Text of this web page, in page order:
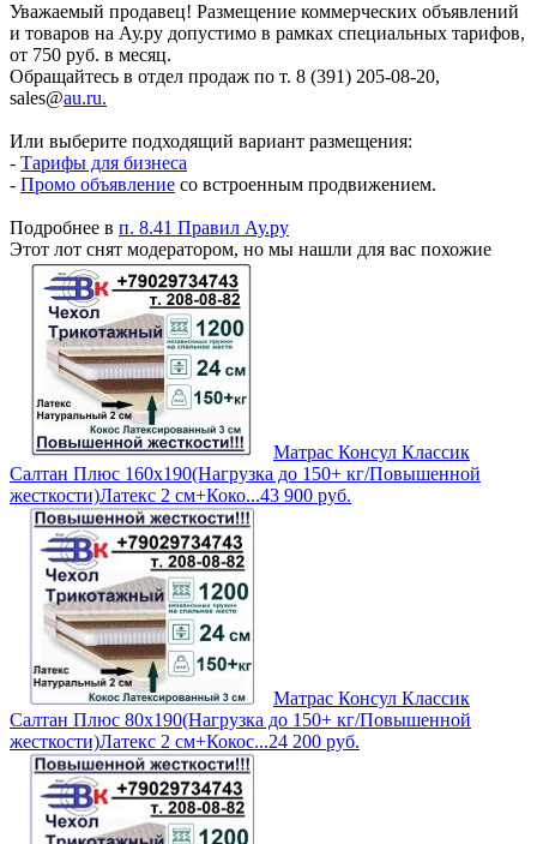
Уважаемый продавец! Размещение коммерческих объявлений
и товаров на Ау.ру допустимо в рамках специальных тарифов,
от 750 руб. в месяц.
Обращайтесь в отдел продаж по т. 8 (391) 205-08-20,
sales@au.ru.
Или выберите подходящий вариант размещения:
- Тарифы для бизнеса
- Промо объявление со встроенным продвижением.
Подробнее в п. 8.41 Правил Ау.ру
Этот лот снят модератором, но мы нашли для вас похожие
Матрас Консул Классик
Салтан Плюс 160х190(Нагрузка до 150+ кг/Повышенной
жесткости)Латекс 2 см+Коко...43 900 руб.
Матрас Консул Классик
Салтан Плюс 80х190(Нагрузка до 150+ кг/Повышенной
жесткости)Латекс 2 см+Кокос...24 200 руб.